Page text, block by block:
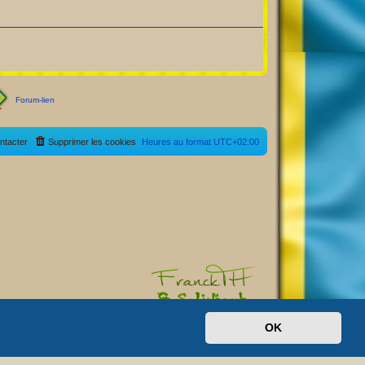
OK
Forum-lien
Heures au format UTC+02:00
Supprimer les cookies